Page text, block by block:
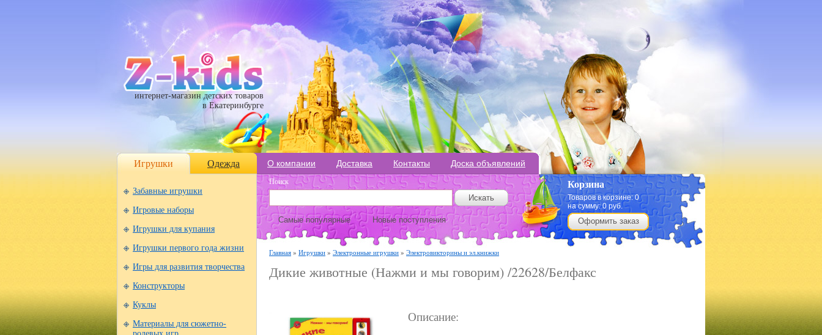
интернет-магазин детских товаров
в Екатеринбурге
Игрушки Одежда О компании Доставка Контакты Доска объявлений
Забавные игрушки
Игровые наборы
Игрушки для купания
Игрушки первого года жизни
Игры для развития творчества
Конструкторы
Куклы
Материалы для сюжетно-
Поиск
Самые популярные Новые поступления
Корзина
Товаров в корзине:0
на сумму:0 руб.
Оформить заказ
Главная » Игрушки » Электронные игрушки » Электровикторины и эл.книжки
Дикие животные (Нажми и мы говорим) /22628/Белфакс
Описание: